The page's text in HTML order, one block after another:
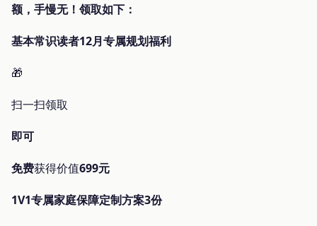
额，手慢无！领取如下：
基本常识读者12月专属规划福利
🎁
扫一扫领取
即可
免费获得价值699元
1V1专属家庭保障定制方案3份